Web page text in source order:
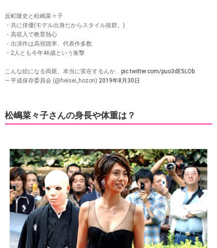
反町隆史と松嶋菜々子
・共に俳優(モデル出身だからスタイル抜群。)
・高収入で教育熱心
・出演作は高視聴率、代表作多数
・2人とも今年46歳という衝撃
こんな絵になる両親、本当に実在するんか… pic.twitter.com/puo3dE5LOb
— 平成保存委員会 (@heisei_hozon) 2019年8月30日
松嶋菜々子さんの身長や体重は？